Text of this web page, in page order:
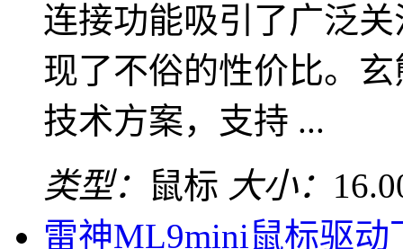
连接功能吸引了广泛
现了不俗的性价比。
技术方案，支持 ...
类型： 鼠标 大小：
雷神ML9mini鼠标驱动